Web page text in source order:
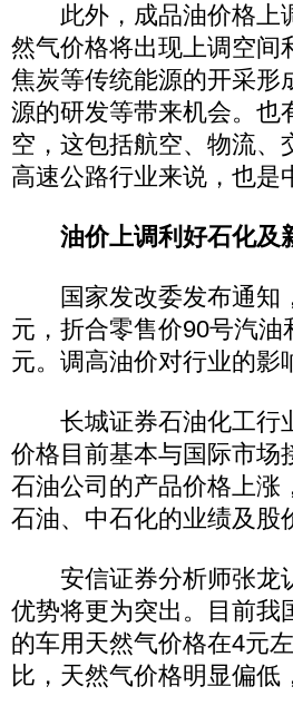
此外，成品油价格上
然气价格将出现上调空间
焦炭等传统能源的开采形
源的研发等带来机会。也
空，这包括航空、物流、
高速公路行业来说，也是
油价上调利好石化及
国家发改委发布通知
元，折合零售价90号汽
元。调高油价对行业的影
长城证券石油化工行
价格目前基本与国际市场
石油公司的产品价格上涨
石油、中石化的业绩及股
安信证券分析师张龙
优势将更为突出。目前我
的车用天然气价格在4元
比，天然气价格明显偏低